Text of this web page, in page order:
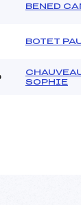
BENED
BOTET
SOPHIE